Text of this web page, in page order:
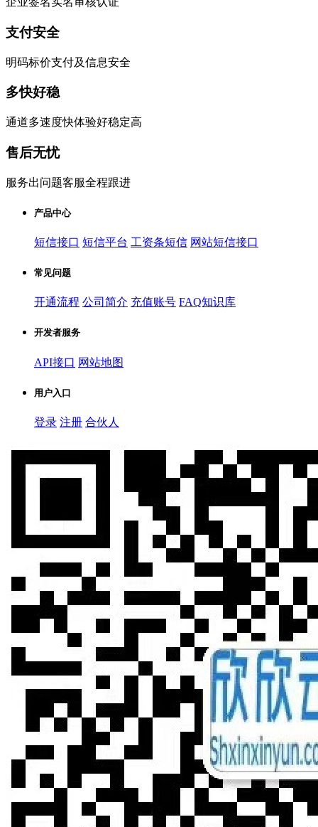
支付安全
明码标价支付及信息安全
多快好稳
通道多速度快体验好稳定高
售后无忧
服务出问题客服全程跟进
产品中心
短信接口 短信平台 工资条短信 网站短信接口
常见问题
开通流程 公司简介 充值账号 FAQ知识库
开发者服务
API接口 网站地图
用户入口
登录 注册 合伙人